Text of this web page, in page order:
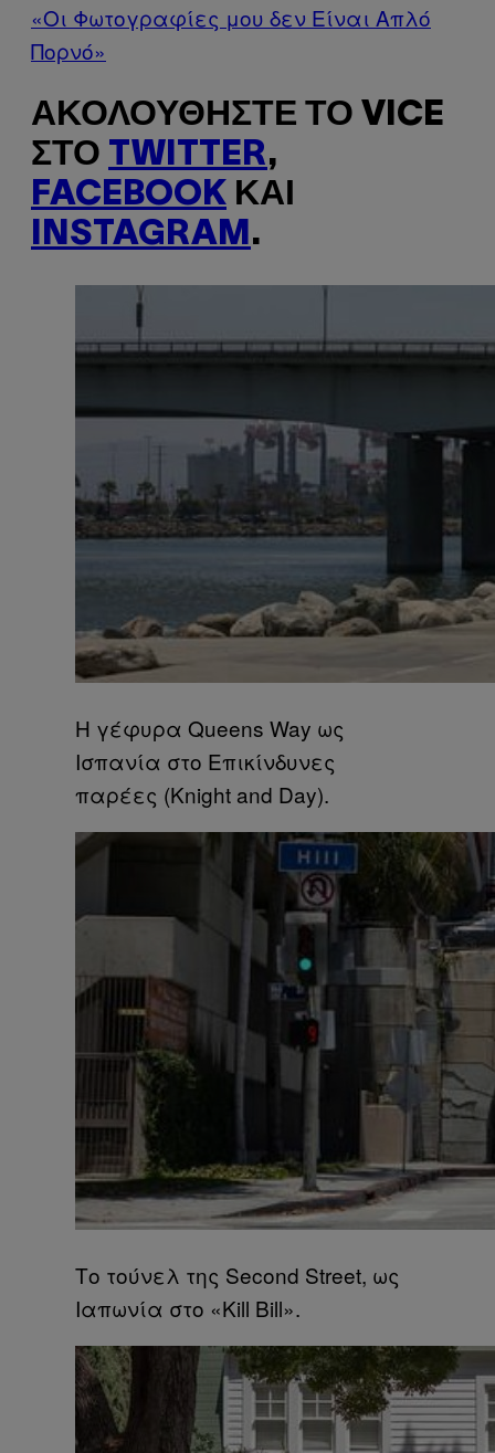
«Οι Φωτογραφίες μου δεν Είναι Απλό
Πορνό»
ΑΚΟΛΟΥΘΉΣΤΕ ΤΟ VICE
ΣΤΟ TWITTER,
FACEBOOK ΚΑΙ
INSTAGRAM .
Η γέφυρα Queens Way ως
Ισπανία στο Επικίνδυνες
παρέες (Knight and Day).
Το τούνελ της Second Street, ως
Ιαπωνία στο «Kill Bill».